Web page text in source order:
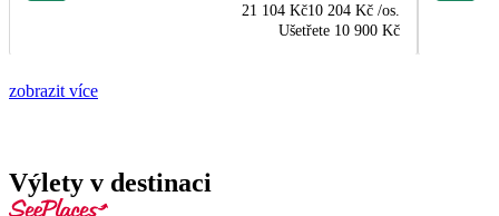
21 104 Kč10 204 Kč /os.
Ušetřete 10 900 Kč
zobrazit více
Výlety v destinaci